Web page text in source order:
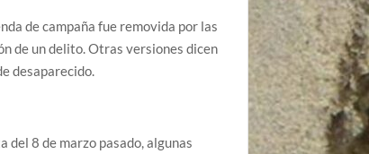
de campaña fue removida por las
de un delito. Otras versiones dicen
desaparecido.
8 de marzo pasado, algunas